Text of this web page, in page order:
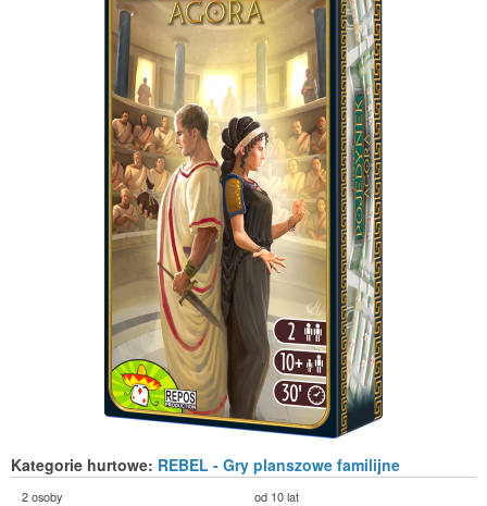
Kategorie hurtowe: REBEL - Gry planszowe familijne
2 osoby
od 10 lat